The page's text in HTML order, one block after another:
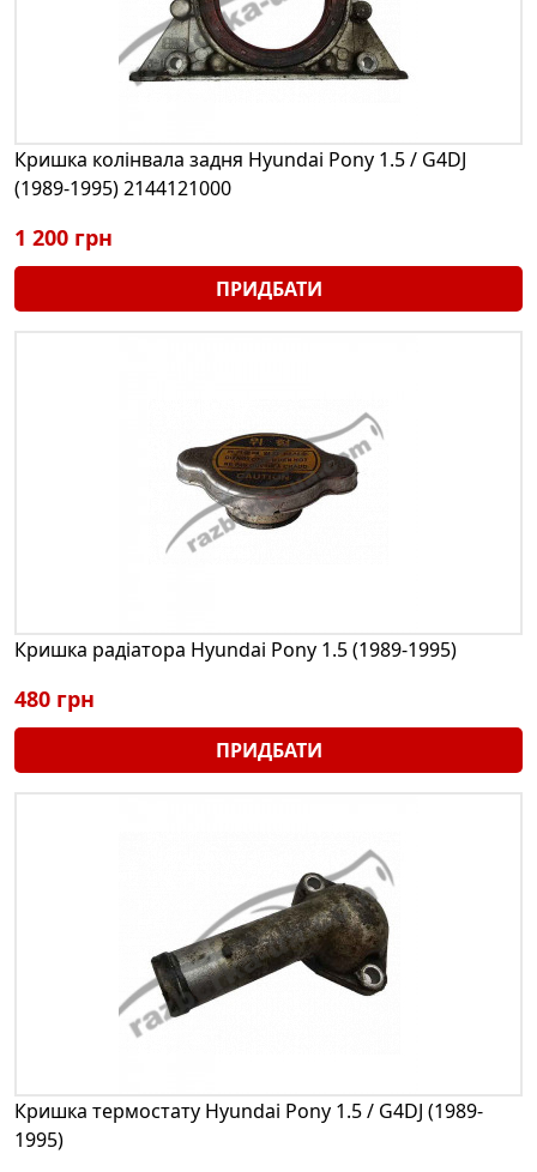
Кришка колінвала задня Hyundai Pony 1.5 / G4DJ
(1989-1995) 2144121000
1 200 грн
ПРИДБАТИ
Кришка радіатора Hyundai Pony 1.5 (1989-1995)
480 грн
ПРИДБАТИ
Кришка термостату Hyundai Pony 1.5 / G4DJ (1989-
1995)